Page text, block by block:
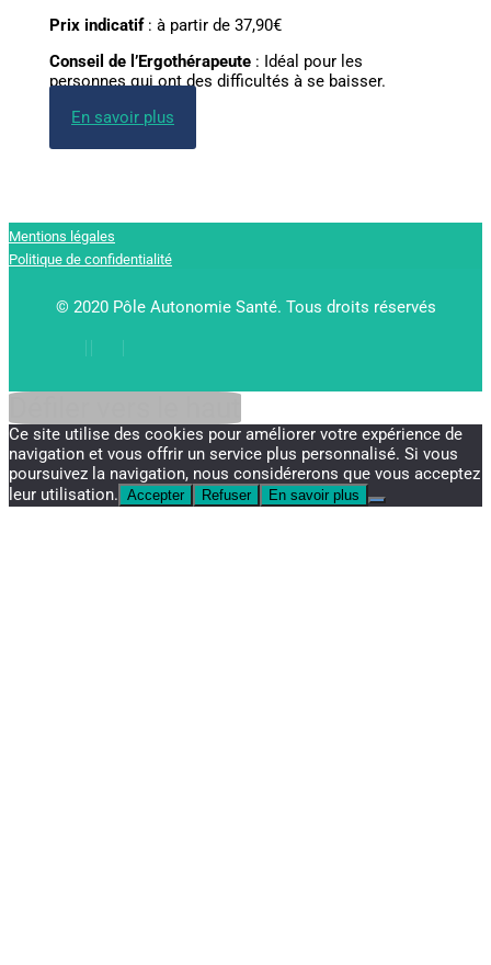
Prix indicatif: à partir de 37,90€
Conseil de l’Ergothérapeute : Idéal pour les
personnes qui ont des difficultés à se baisser.
En savoir plus
Mentions légales
Politique de confidentialité
© 2020 Pôle Autonomie Santé. Tous droits réservés
Ce site utilise des cookies pour améliorer votre expérience de
navigation et vous offrir un service plus personnalisé. Si vous
poursuivez la navigation, nous considérerons que vous acceptez
leur utilisation. Accepter Refuser En savoir plus